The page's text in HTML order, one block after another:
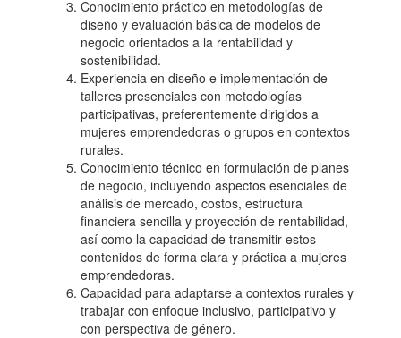
Conocimiento práctico en metodologías de
diseño y evaluación básica de modelos de
negocio orientados a la rentabilidad y
sostenibilidad.
Experiencia en diseño e implementación de
talleres presenciales con metodologías
participativas, preferentemente dirigidos a
mujeres emprendedoras o grupos en contextos
rurales.
Conocimiento técnico en formulación de planes
de negocio, incluyendo aspectos esenciales de
análisis de mercado, costos, estructura
financiera sencilla y proyección de rentabilidad,
así como la capacidad de transmitir estos
contenidos de forma clara y práctica a mujeres
emprendedoras.
Capacidad para adaptarse a contextos rurales y
trabajar con enfoque inclusivo, participativo y
con perspectiva de género.